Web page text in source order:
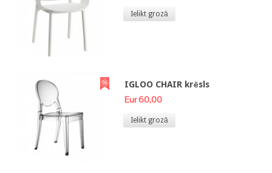
Ielikt grozā
IGLOO CHAIR krēsls
Eur 60,00
Ielikt grozā